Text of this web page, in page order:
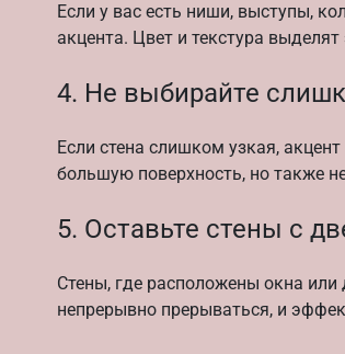
Если у вас есть ниши, выступы,
акцента. Цвет и текстура
4. Не выбирайте
Если стена слишком узкая,
большую поверхность, но также
5. Оставьте стены с
Стены, где расположены окна
непрерывно прерываться, и